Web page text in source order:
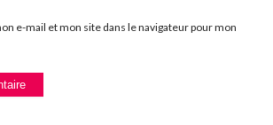
e-mail et mon site dans le navigateur pour mon